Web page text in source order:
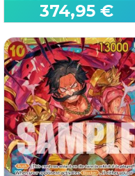
Zeus (OP11-106)
OP15 - Adventure on Kami’s
Island
374,95 €